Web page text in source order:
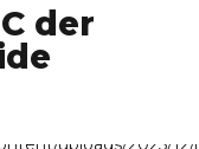
der